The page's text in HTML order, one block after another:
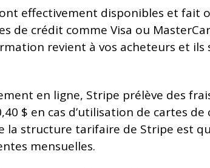
effectivement disponibles et fait
de crédit comme Visa ou
revient à vos acheteurs et
en ligne, Stripe prélève des
$ en cas d’utilisation de cartes
structure tarifaire de Stripe est
mensuelles.